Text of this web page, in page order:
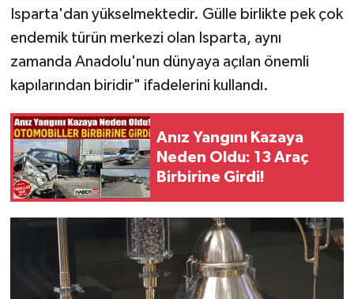
Isparta'dan yükselmektedir. Gülle birlikte pek çok
endemik türün merkezi olan Isparta, aynı
zamanda Anadolu'nun dünyaya açılan önemli
kapılarından biridir" ifadelerini kullandı.
Anız Yangını Kazaya
Neden Oldu: 13 Araç
Birbirine Girdi!